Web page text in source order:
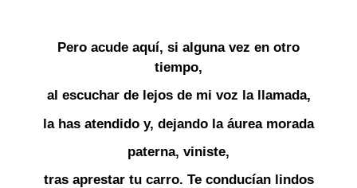
Pero acude aquí, si alguna vez en otro
tiempo,
al escuchar de lejos de mi voz la llamada,
la has atendido y, dejando la áurea morada
paterna, viniste,
tras aprestar tu carro. Te conducían lindos